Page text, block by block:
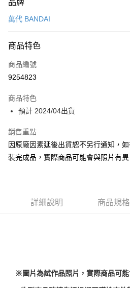
信用卡一次付款
Apple Pay
Google Pay
大哥付你分期
相關說明
【大哥付你分期使用說明】
1.本服務由台灣大哥大提供，台灣大哥大用
2.付款方式選擇「大哥付你分期」，訂單
流程，驗證手機門號後，選擇欲分期的期數
法說明評估內容。
1.本服務係由「台灣大哥大股份有限公司」
ATM付款
運送方式
預購-付款後全家取貨(舊)
預購-付款後7-11取貨(舊)
品牌
萬代 BANDAI
商品特色
商品編號
9254823
商品特色
預計 2024/04出貨
銷售重點
因原廠因素延後出貨恕不另行通知，
裝完成品，實際商品可能會與照片有異
詳細說明 商品規格
※圖片為試作品照片，實際商品可